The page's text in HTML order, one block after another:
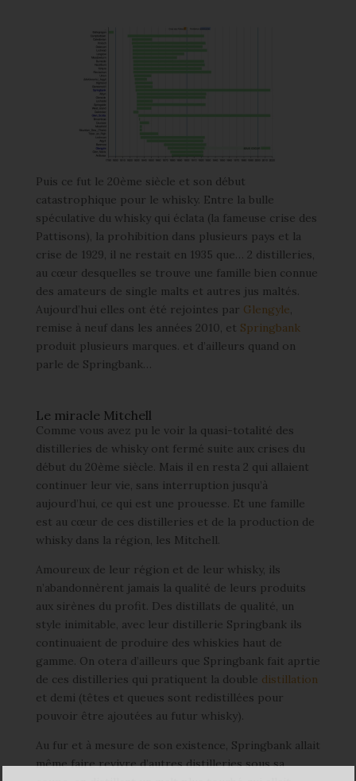
Puis ce fut le 20ème siècle et son début
catastrophique pour le whisky. Entre la bulle
spéculative du whisky qui éclata (la fameuse crise des
Pattisons), la prohibition dans plusieurs pays et la
crise de 1929, il ne restait en 1935 que… 2 distilleries,
au cœur desquelles se trouve une famille bien connue
des amateurs de single malts et autres jus maltés.
Aujourd’hui elles ont été rejointes par Glengyle,
remise à neuf dans les années 2010, et Springbank
produit plusieurs marques. et d’ailleurs quand on
parle de Springbank…
Le miracle Mitchell
Comme vous avez pu le voir la quasi-totalité des
distilleries de whisky ont fermé suite aux crises du
début du 20ème siècle. Mais il en resta 2 qui allaient
continuer leur vie, sans interruption jusqu’à
aujourd’hui, ce qui est une prouesse. Et une famille
est au cœur de ces distilleries et de la production de
whisky dans la région, les Mitchell.
Amoureux de leur région et de leur whisky, ils
n’abandonnèrent jamais la qualité de leurs produits
aux sirènes du profit. Des distillats de qualité, un
style inimitable, avec leur distillerie Springbank ils
continuaient de produire des whiskies haut de
gamme. On otera d’ailleurs que Springbank fait aprtie
de ces distilleries qui pratiquent la double distillation
et demi (têtes et queues sont redistillées pour
pouvoir être ajoutées au futur whisky).
Au fur et à mesure de son existence, Springbank allait
même faire revivre d’autres distilleries sous sa